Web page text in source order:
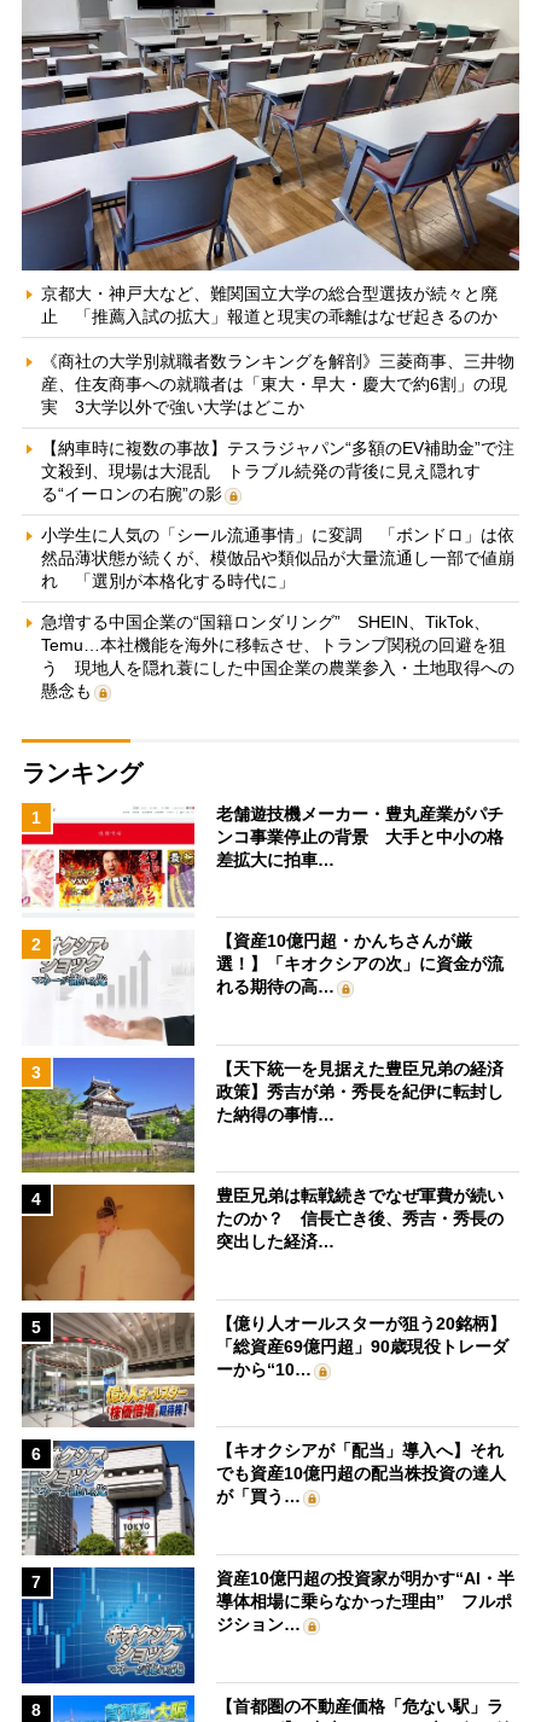
京都大・神戸大など、難関国立大学の総合型選抜が続々と廃
止 「推薦入試の拡大」報道と現実の乖離はなぜ起きるのか
《商社の大学別就職者数ランキングを解剖》三菱商事、三井物
産、住友商事への就職者は「東大・早大・慶大で約6割」の現
実 3大学以外で強い大学はどこか
【納車時に複数の事故】テスラジャパン“多額のEV補助金”で注
文殺到、現場は大混乱 トラブル続発の背後に見え隠れす
る“イーロンの右腕”の影
小学生に人気の「シール流通事情」に変調 「ボンドロ」は依
然品薄状態が続くが、模倣品や類似品が大量流通し一部で値崩
れ 「選別が本格化する時代に」
急増する中国企業の“国籍ロンダリング” SHEIN、TikTok、
Temu…本社機能を海外に移転させ、トランプ関税の回避を狙
う 現地人を隠れ蓑にした中国企業の農業参入・土地取得への
懸念も
ランキング
1
老舗遊技機メーカー・豊丸産業がパチ
ンコ事業停止の背景 大手と中小の格
差拡大に拍車…
2
【資産10億円超・かんちさんが厳
選！】「キオクシアの次」に資金が流
れる期待の高…
3
【天下統一を見据えた豊臣兄弟の経済
政策】秀吉が弟・秀長を紀伊に転封し
た納得の事情…
4
豊臣兄弟は転戦続きでなぜ軍費が続い
たのか？ 信長亡き後、秀吉・秀長の
突出した経済…
5
【億り人オールスターが狙う20銘柄】
「総資産69億円超」90歳現役トレーダ
ーから“10…
6
【キオクシアが「配当」導入へ】それ
でも資産10億円超の配当株投資の達人
が「買う…
7
資産10億円超の投資家が明かす“AI・半
導体相場に乗らなかった理由” フルポ
ジション…
8
【首都圏の不動産価格「危ない駅」ラ